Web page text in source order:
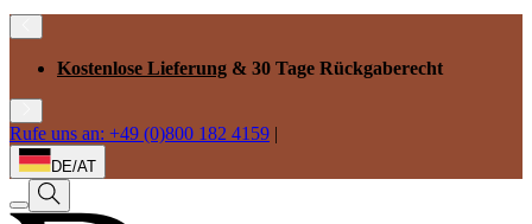
Kostenlose Lieferung & 30 Tage Rückgaberecht
Rufe uns an: +49 (0)800 182 4159 |
DE/AT